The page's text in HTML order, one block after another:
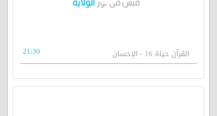
القرآن حياة 16 - الإحسان 21:30